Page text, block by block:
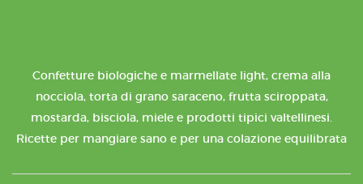
Confetture biologiche e marmellate light, crema alla
nocciola, torta di grano saraceno, frutta sciroppata,
mostarda, bisciola, miele e prodotti tipici valtellinesi.
Ricette per mangiare sano e per una colazione equilibrata